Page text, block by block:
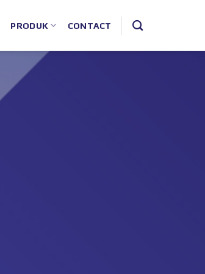
PRODUK CONTACT